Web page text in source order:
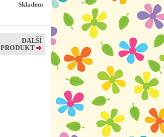
Skladem
DALŠÍ
PRODUKT